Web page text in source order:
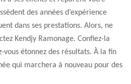
des années d’expérience
dans ses prestations. Alors, ne
Kendjy Ramonage. Confiez-la
vous étonnez des résultats. À la fin
qui marchera à nouveau pour des